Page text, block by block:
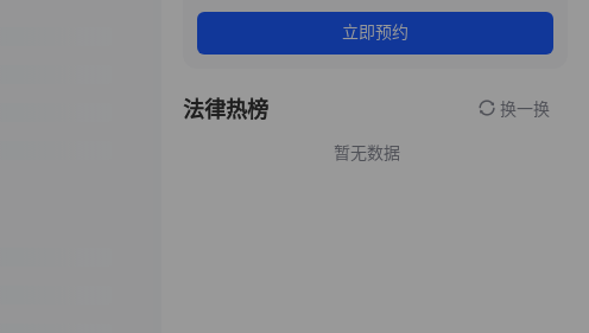
立即预约
法律热榜 换一换
暂无数据